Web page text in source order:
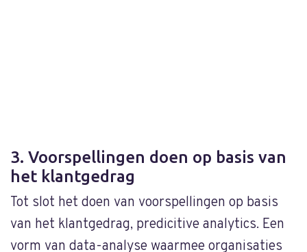
3. Voorspellingen doen op basis van
het klantgedrag
Tot slot het doen van voorspellingen op basis
van het klantgedrag, predicitive analytics. Een
vorm van data-analyse waarmee organisaties